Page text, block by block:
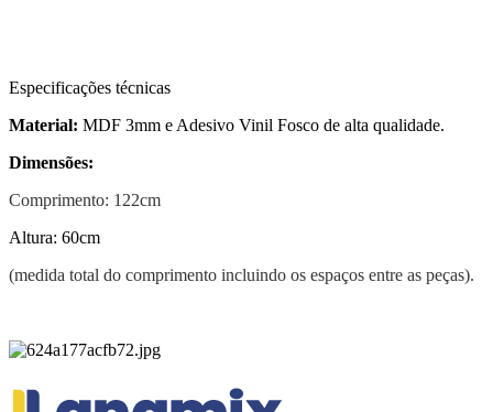
Especificações técnicas
Material: MDF 3mm e Adesivo Vinil Fosco de alta qualidade.
Dimensões:
Comprimento: 122cm
Altura: 60cm
(medida total do comprimento incluindo os espaços entre as peças).